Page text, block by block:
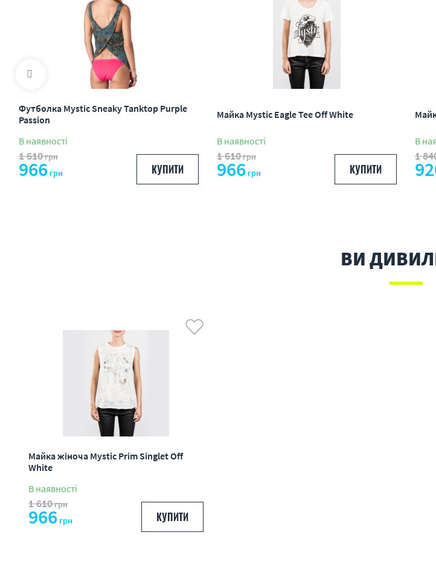
Футболка Mystic Sneaky Tanktop Purple
Passion
В наявності
1 610грн
966 грн КУПИТИ
Майка Mystic Eagle Tee Off White
В наявності
1 610грн
966 грн КУПИТИ
В
1
ВИ
Майка жіноча Mystic Prim Singlet Off
White
В наявності
1 610грн
966 грн КУПИТИ